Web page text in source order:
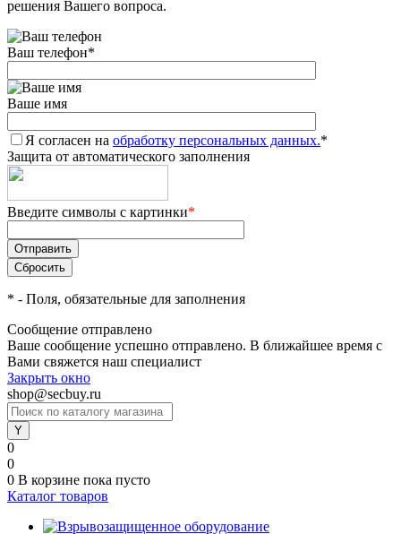
решения Вашего вопроса.
Ваш телефон*
Ваше имя
Я согласен на обработку персональных данных.*
Защита от автоматического заполнения
Введите символы с картинки*
* - Поля, обязательные для заполнения
Сообщение отправлено
Ваше сообщение успешно отправлено. В ближайшее время с
Вами свяжется наш специалист
Закрыть окно
shop@secbuy.ru
0
0
0 В корзине пока пусто
Каталог товаров